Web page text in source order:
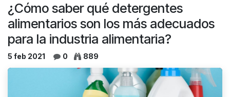
¿Cómo saber qué detergentes
alimentarios son los más adecuados
para la industria alimentaria?
5 feb 2021 0 889